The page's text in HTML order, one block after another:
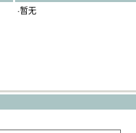
·暂无